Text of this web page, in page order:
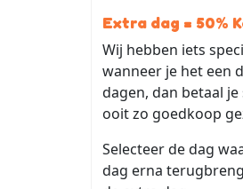
Extra dag = 50%
Wij hebben iets
wanneer je het een
dagen, dan betaal
ooit zo goedkoop
Selecteer de dag
dag erna